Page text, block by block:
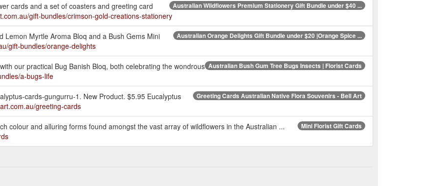
Australian Wildflowers Premium Stationery Gift Bundle under $40 ...
cards and a set of coasters and greeting card
gift-bundles/crimson-gold-creations-stationery
Australian Orange Delights Gift Bundle under $20 |Orange Spice ...
Myrtle Aroma Bloq and a Bush Gems Mini
gift-bundles/orange-delights
Australian Bush Gum Tree Bugs Insects | Florist Cards
our practical Bug Banish Bloq, both celebrating the wondrous
a-bugs-life
Greeting Cards Australian Native Flora Souvenirs - Bell Art
cards-gungurru-1. New Product. $5.95 Eucalyptus
greeting-cards
Mini Florist Gift Cards
colour and alluring forms found amongst the vast array of wildflowers in the Australian ...